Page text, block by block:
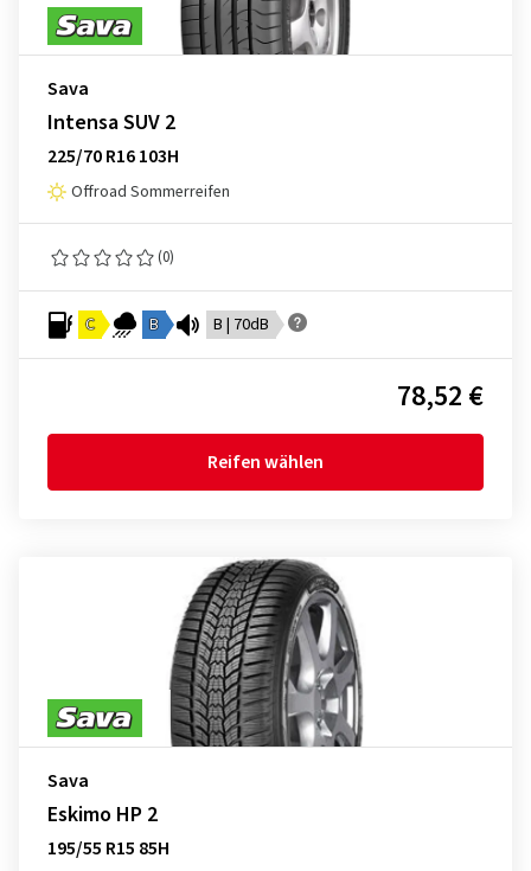
Sava
Intensa SUV 2
225/70 R16 103H
Offroad Sommerreifen
(0)
C B B | 70dB
78,52 €
Reifen wählen
Sava
Eskimo HP 2
195/55 R15 85H